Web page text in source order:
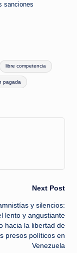
sanciones
libre competencia
pagada
Next Post
y silencios:
lento y angustiante
hacia la libertad de
presos políticos en
Venezuela